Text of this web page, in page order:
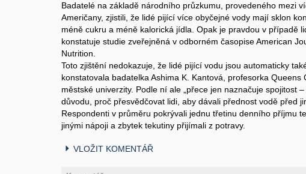
Badatelé na základě národního průzkumu, provedeného mezi
Američany, zjistili, že lidé pijící více obyčejné vody mají sklon
méně cukru a méně kalorická jídla. Opak je pravdou v případě
konstatuje studie zveřejněná v odborném časopise American
Nutrition.
Toto zjištění nedokazuje, že lidé pijící vodu jsou automaticky
konstatovala badatelka Ashima K. Kantová, profesorka Queens
městské univerzity. Podle ní ale „přece jen naznačuje spojitost
důvodu, proč přesvědčovat lidi, aby dávali přednost vodě před
Respondenti v průměru pokrývali jednu třetinu denního příjmu
jinými nápoji a zbytek tekutiny přijímali z potravy.
VLOŽIT KOMENTÁŘ